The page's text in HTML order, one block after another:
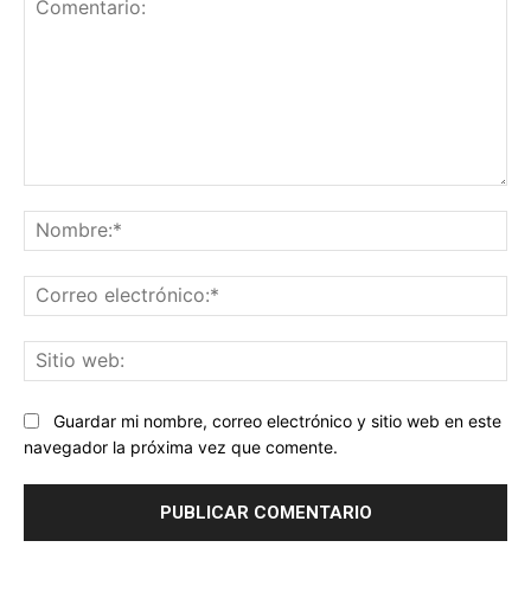
Guardar mi nombre, correo electrónico y sitio web en este
navegador la próxima vez que comente.